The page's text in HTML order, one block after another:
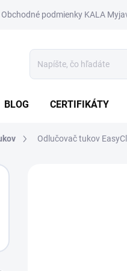
Obchodné podmienky KALA
BLOG CERTIFIKÁTY
Odlučovač tukov